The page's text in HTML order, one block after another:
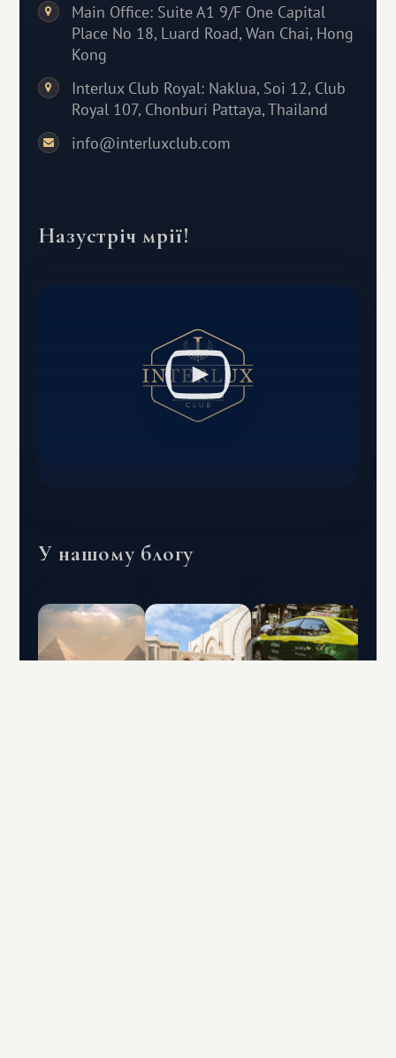
Main Office: Suite A1 9/F One Capital
Place No 18, Luard Road, Wan Chai, Hong
Kong
Interlux Club Royal: Naklua, Soi 12, Club
Royal 107, Chonburi Pattaya, Thailand
info@interluxclub.com
Назустріч мрії!
У нашому блогу